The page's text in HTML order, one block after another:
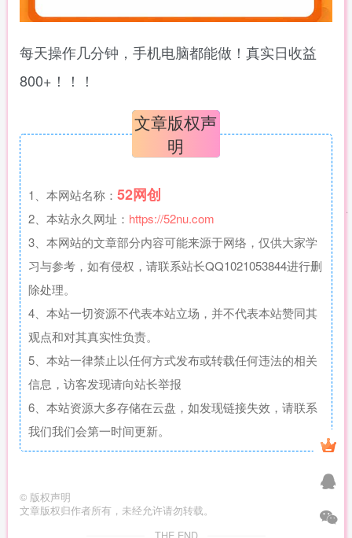
每天操作几分钟，手机电脑都能做！真实日收益
800+！！！
文章版权声
明
1、本网站名称： 52网创
2、本站永久网址： https://52nu.com
3、本网站的文章部分内容可能来源于网络，仅供大家学
习与参考，如有侵权，请联系站长QQ1021053844进行删
除处理。
4、本站一切资源不代表本站立场，并不代表本站赞同其
观点和对其真实性负责。
5、本站一律禁止以任何方式发布或转载任何违法的相关
信息，访客发现请向站长举报
6、本站资源大多存储在云盘，如发现链接失效，请联系
我们我们会第一时间更新。
© 版权声明
文章版权归作者所有，未经允许请勿转载。